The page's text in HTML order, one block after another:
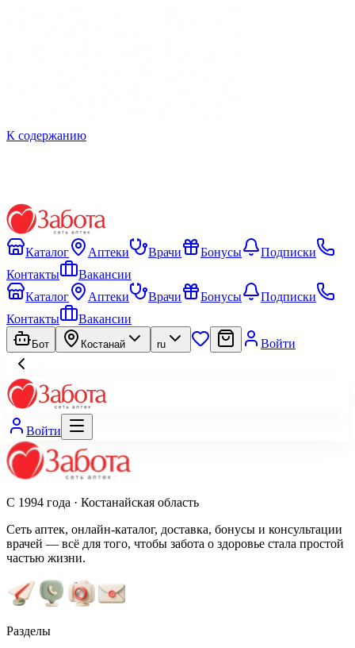
К содержанию
Каталог Аптеки Врачи Бонусы
Подписки
Контакты
Вакансии
Каталог
Аптеки Врачи Бонусы
Подписки
Контакты
Вакансии
Бот Костанай ru Войти
Войти
С 1994 года · Костанайская область
Сеть аптек, онлайн-каталог, доставка, бонусы и консультации
врачей — всё для того, чтобы забота о здоровье стала простой
частью жизни.
Разделы